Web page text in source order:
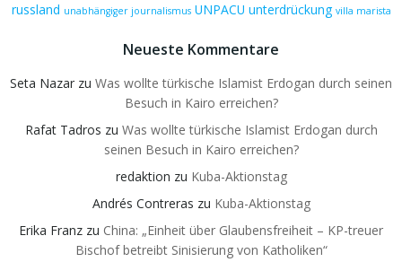
russland unabhängiger journalismus UNPACU unterdrückung villa marista
Neueste Kommentare
Seta Nazar zu Was wollte türkische Islamist Erdogan durch seinen
Besuch in Kairo erreichen?
Rafat Tadros zu Was wollte türkische Islamist Erdogan durch
seinen Besuch in Kairo erreichen?
redaktion zu Kuba-Aktionstag
Andrés Contreras zu Kuba-Aktionstag
Erika Franz zu China: „Einheit über Glaubensfreiheit – KP-treuer
Bischof betreibt Sinisierung von Katholiken“